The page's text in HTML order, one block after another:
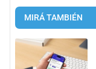
MIRÁ TAMBIÉN